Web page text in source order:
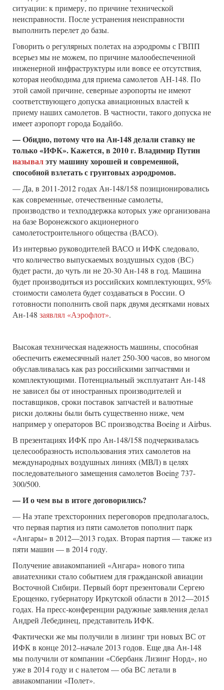
ситуации: к примеру, по причине технической
неисправности. После устранения неисправности
выполнить перелет до базы.
Говорить о регулярных полетах на аэродромы с ГВПП
всерьез мы не можем, по причине малообеспеченной
инженерной инфраструктуры или вовсе ее отсутствия,
которая необходима для приема самолетов АН-148. По
этой самой причине, северные аэропорты не имеют
соответствующего допуска авиационных властей к
приему наших самолетов. В частности, такого допуска не
имеет аэропорт города Бодайбо.
— Обидно, потому что на Ан-148 делали ставку не
только «ИФК». Кажется, в 2010 г. Владимир Путин
называлэту машину хорошей и современной,
способной взлетать с грунтовых аэродромов.
— Да, в 2011-2012 годах Ан-148/158 позиционировались
как современные, отечественные самолеты,
производство и техподдержка которых уже организована
на базе Воронежского акционерного
самолетостроительного общества (ВАСО).
Из интервью руководителей ВАСО и ИФК следовало,
что количество выпускаемых воздушных судов (ВС)
будет расти, до чуть ли не 20-30 Ан-148 в год. Машина
будет производиться из российских комплектующих, 95%
стоимости самолета будет создаваться в России. О
готовности пополнить свой парк двумя десятками новых
Ан-148 заявлял «Аэрофлот».
Высокая техническая надежность машины, способная
обеспечить ежемесячный налет 250-300 часов, во многом
обуславливалась как раз российскими запчастями и
комплектующими. Потенциальный эксплуатант Ан-148
не зависел бы от иностранных производителей и
поставщиков, сроки поставок запчастей и валютные
риски должны были быть существенно ниже, чем
например у операторов ВС производства Boeing и Airbus.
В презентациях ИФК про Ан-148/158 подчеркивалась
целесообразность использования этих самолетов на
международных воздушных линиях (МВЛ) в целях
последовательного замещения самолетов Boeing 737-
300/500.
— И о чем вы в итоге договорились?
— На этапе трехсторонних переговоров предполагалось,
что первая партия из пяти самолетов пополнит парк
«Ангары» в 2012—2013 годах. Вторая партия — также из
пяти машин — в 2014 году.
Получение авиакомпанией «Ангара» нового типа
авиатехники стало событием для гражданской авиации
Восточной Сибири. Первый борт презентовали Сергею
Ерощенко, губернатору Иркутской области в 2012—2015
годах. На пресс-конференции радужные заявления делал
Андрей Лебединец, представитель ИФК.
Фактически же мы получили в лизинг три новых ВС от
ИФК в конце 2012–начале 2013 годов. Еще два Ан-148
мы получили от компании «Сбербанк Лизинг Норд», но
уже в 2014 году и с налетом — оба ВС летали в
авиакомпании «Полет».